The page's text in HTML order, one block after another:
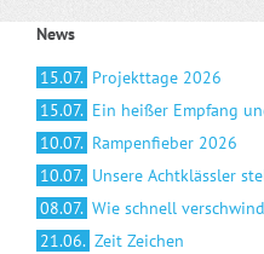
News
15.07. Projekttage 2026
15.07. Ein heißer Empfang
10.07. Rampenfieber 2026
10.07. Unsere Achtklässler
08.07. Wie schnell
21.06. Zeit Zeichen